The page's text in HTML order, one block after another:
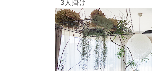
3人掛け